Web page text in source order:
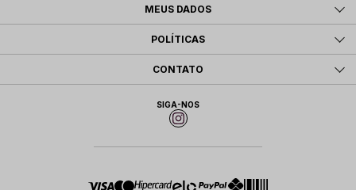
MEUS DADOS
POLÍTICAS
CONTATO
SIGA-NOS